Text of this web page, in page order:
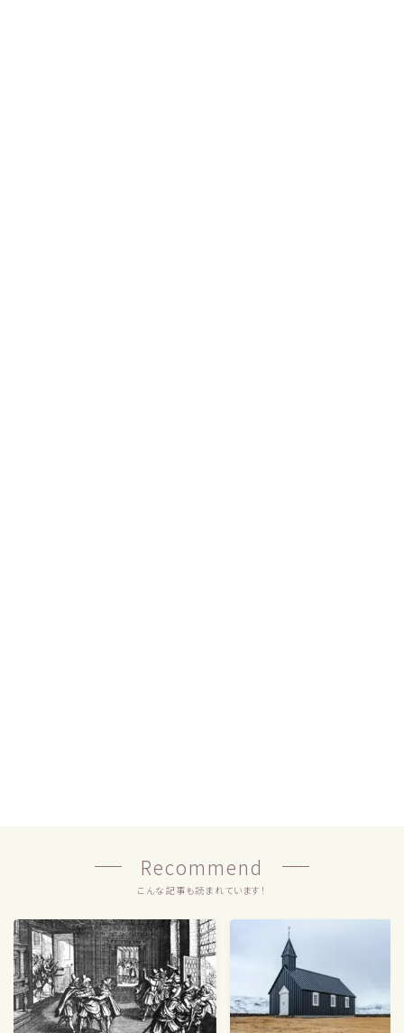
Recommend
こんな記事も読まれています！